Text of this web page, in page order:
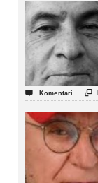
 Komentari 